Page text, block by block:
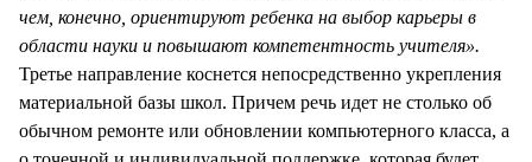
чем, конечно, ориентируют ребенка на выбор карьеры в
области науки и повышают компетентность учителя».
Третье направление коснется непосредственно укрепления
материальной базы школ. Причем речь идет не столько об
обычном ремонте или обновлении компьютерного класса, а